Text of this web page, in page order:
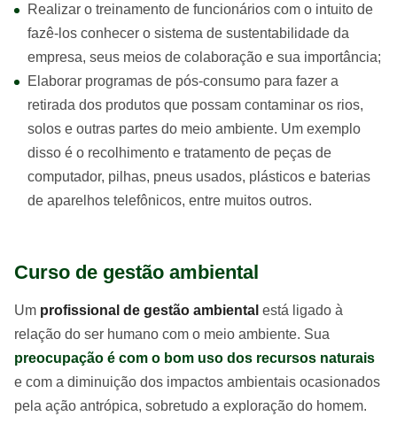
Realizar o treinamento de funcionários com o intuito de
fazê-los conhecer o sistema de sustentabilidade da
empresa, seus meios de colaboração e sua importância;
Elaborar programas de pós-consumo para fazer a
retirada dos produtos que possam contaminar os rios,
solos e outras partes do meio ambiente. Um exemplo
disso é o recolhimento e tratamento de peças de
computador, pilhas, pneus usados, plásticos e baterias
de aparelhos telefônicos, entre muitos outros.
Curso de gestão ambiental
Um profissional de gestão ambiental está ligado à
relação do ser humano com o meio ambiente. Sua
preocupação é com o bom uso dos recursos naturais
e com a diminuição dos impactos ambientais ocasionados
pela ação antrópica, sobretudo a exploração do homem.